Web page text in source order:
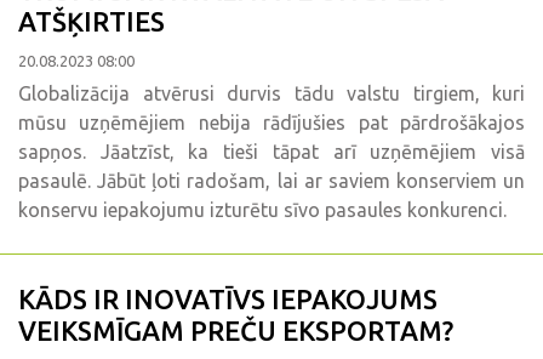
ATŠĶIRTIES
20.08.2023 08:00
Globalizācija atvērusi durvis tādu valstu tirgiem, kuri
mūsu uzņēmējiem nebija rādījušies pat pārdrošākajos
sapņos. Jāatzīst, ka tieši tāpat arī uzņēmējiem visā
pasaulē. Jābūt ļoti radošam, lai ar saviem konserviem un
konservu iepakojumu izturētu sīvo pasaules konkurenci.
KĀDS IR INOVATĪVS IEPAKOJUMS
VEIKSMĪGAM PREČU EKSPORTAM?